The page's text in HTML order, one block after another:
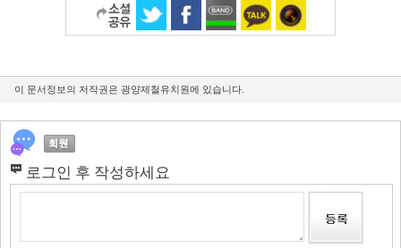
이 문서정보의 저작권은 광양제철유치원에 있습니다.
로그인 후 작성하세요